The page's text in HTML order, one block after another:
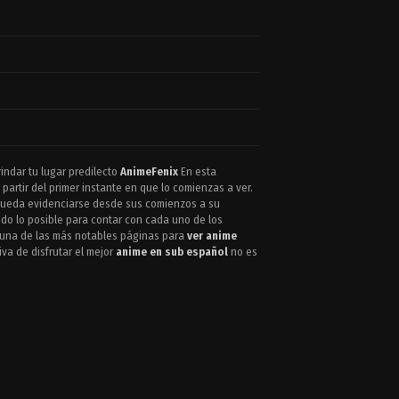
tu lugar predilecto AnimeFenix En esta
del primer instante en que lo comienzas a ver.
evidenciarse desde sus comienzos a su
lo posible para contar con cada uno de los
de las más notables páginas para ver anime
de disfrutar el mejor anime en sub español no es